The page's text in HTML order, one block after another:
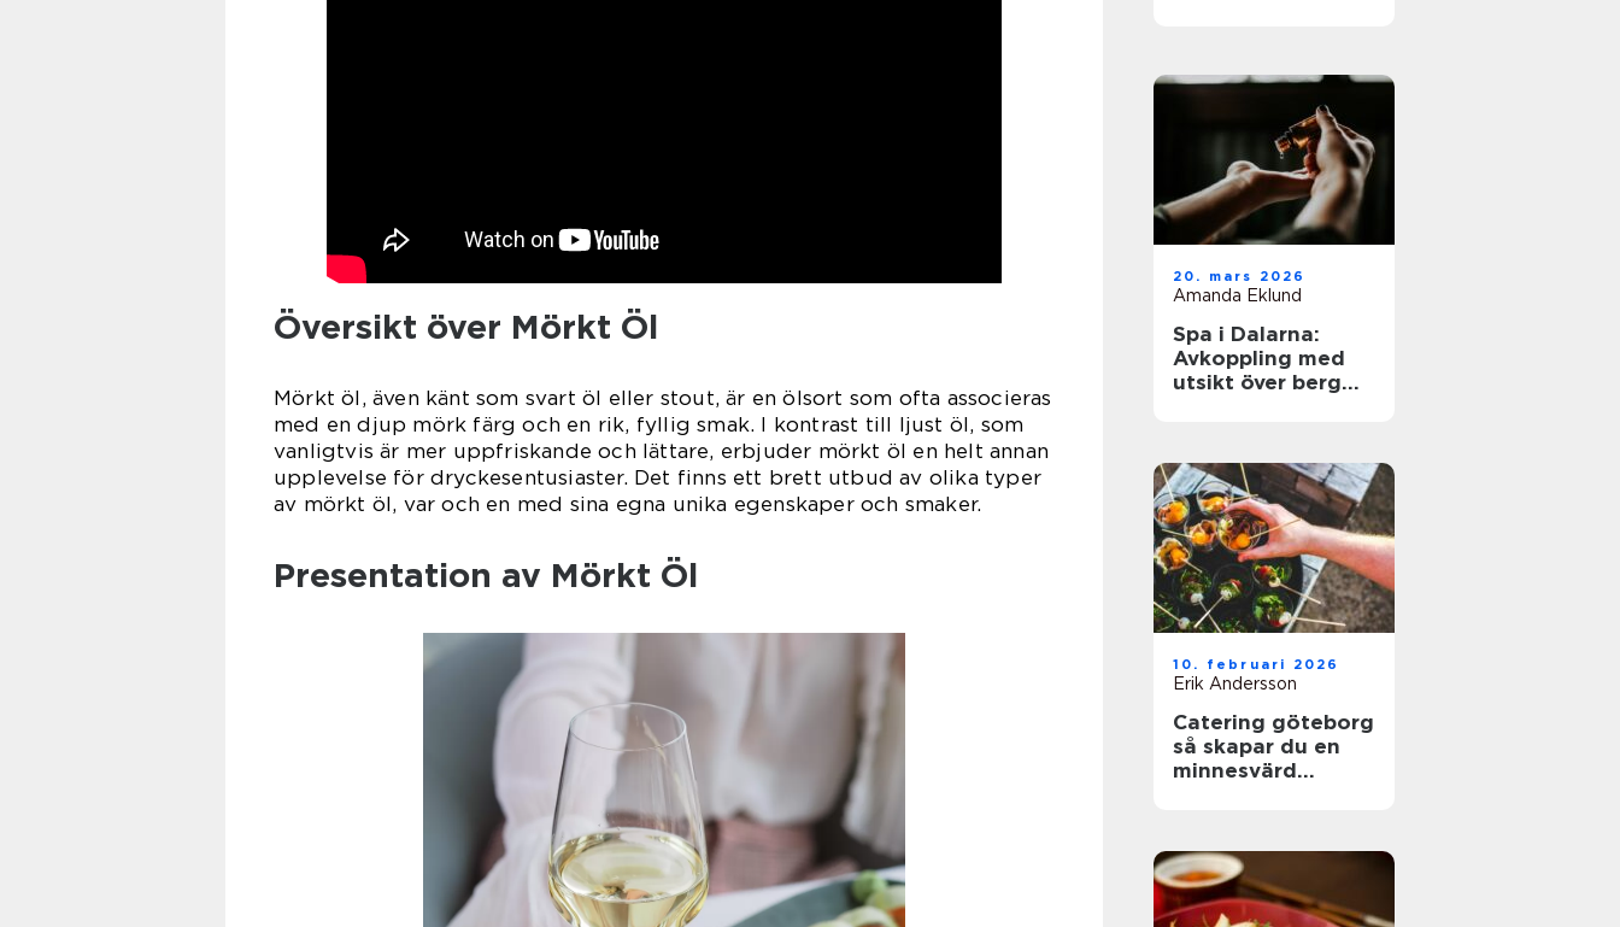
Översikt över Mörkt Öl
Mörkt öl, även känt som svart öl eller stout, är en ölsort som ofta associeras
med en djup mörk färg och en rik, fyllig smak. I kontrast till ljust öl, som
vanligtvis är mer uppfriskande och lättare, erbjuder mörkt öl en helt annan
upplevelse för dryckesentusiaster. Det finns ett brett utbud av olika typer
av mörkt öl, var och en med sina egna unika egenskaper och smaker.
Presentation av Mörkt Öl
20. mars 2026
Amanda Eklund
Spa i Dalarna:
Avkoppling med
utsikt över berg
10. februari 2026
Erik Andersson
Catering göteborg
så skapar du en
minnesvärd